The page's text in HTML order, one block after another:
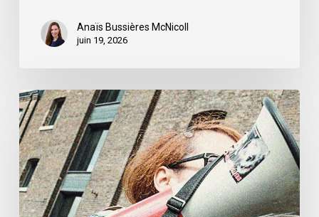
Québec
Anaïs Bussières McNicoll
juin 19, 2026
L’ACLC
se
joint
à
la
déclaration
de